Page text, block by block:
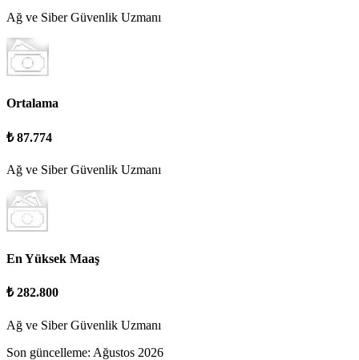
Ağ ve Siber Güvenlik Uzmanı
Ortalama
₺ 87.774
Ağ ve Siber Güvenlik Uzmanı
En Yüksek Maaş
₺ 282.800
Ağ ve Siber Güvenlik Uzmanı
Son güncelleme: Ağustos 2026